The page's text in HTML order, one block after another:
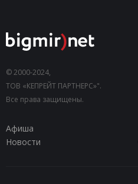
© 2000-2024,
ТОВ «КЕПРЕЙТ ПАРТНЕРС»".
Все права защищены.
Афиша
Новости